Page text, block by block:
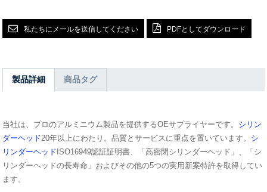
私たちにメールを送信してください PDFとしてダウンロード
製品詳細 商品タグ
当社は、プロのアルミニウム製品を提供するOEサプライヤーです。 シリン
ダーヘッド20年以上にわたり。品質とサービスに重点を置いています。 シ
リンダーヘッドISO16949認証証明書、「高密閉シリンダーヘッド」、「シ
リンダーヘッドの長寿命」およびその他の5つの実用新案特許を取得してい
ます。